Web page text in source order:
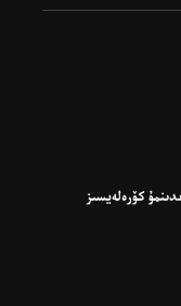
كۆرەلەيسىز